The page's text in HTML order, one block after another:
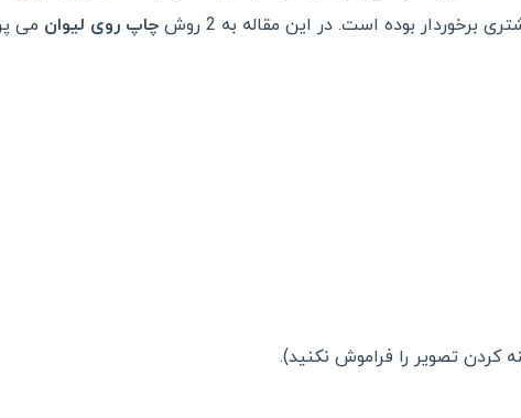
برخوردار بوده است. در این مقاله به 2 روش چاپ روی لیوان می
کردن تصویر را فراموش نکنید).